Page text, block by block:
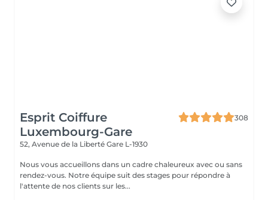
Esprit Coiffure
Luxembourg-Gare
308
52, Avenue de la Liberté Gare L-1930
Nous vous accueillons dans un cadre chaleureux avec ou sans
rendez-vous. Notre équipe suit des stages pour répondre à
l'attente de nos clients sur les...